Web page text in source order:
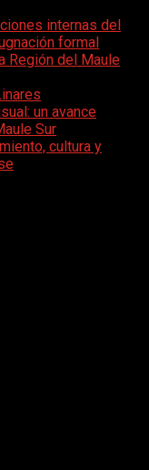
internas del
formal
Región del Maule
un avance
Sur
cultura y